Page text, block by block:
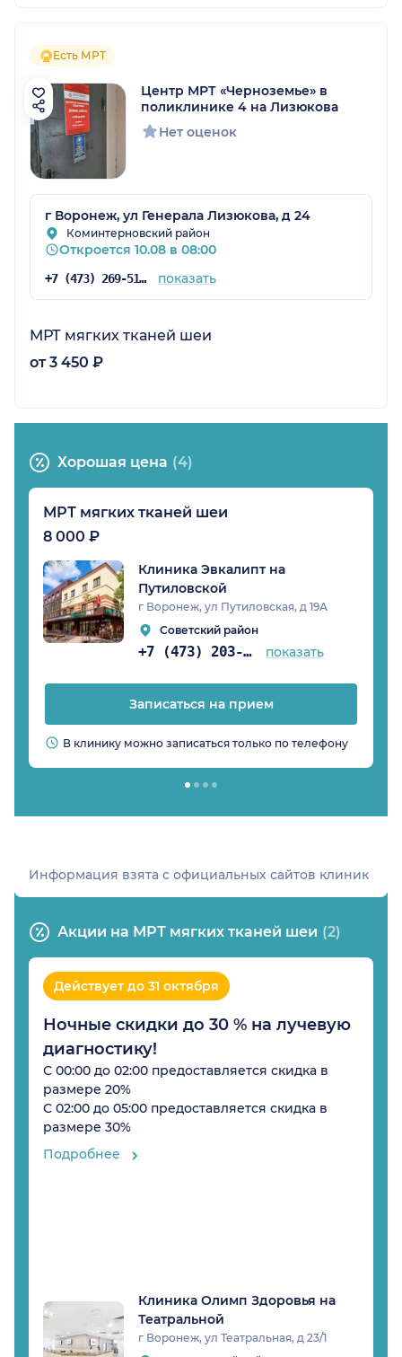
Есть МРТ
Центр МРТ «Черноземье» в
поликлинике 4 на Лизюкова
Нет оценок
г Воронеж, ул Генерала Лизюкова, д 24
Коминтерновский район
Откроется 10.08 в 08:00
+7 (473) 269-51-84 показать
МРТ мягких тканей шеи
от 3 450 ₽
Хорошая цена (4)
МРТ мягких тканей шеи
8 000 ₽
Клиника Эвкалипт на
Путиловской
г Воронеж, ул Путиловская, д 19А
Советский район
+7 (473) 203-08-53 показать
Записаться на прием
В клинику можно записаться только по телефону
Акции на МРТ мягких тканей шеи (2)
Действует до 31 октября
Ночные скидки до 30 % на лучевую
диагностику!
С 00:00 до 02:00 предоставляется скидка в
размере 20%
С 02:00 до 05:00 предоставляется скидка в
размере 30%
Подробнее
Клиника Олимп Здоровья на
Театральной
г Воронеж, ул Театральная, д 23/1
Информация взята c официальных сайтов клиник